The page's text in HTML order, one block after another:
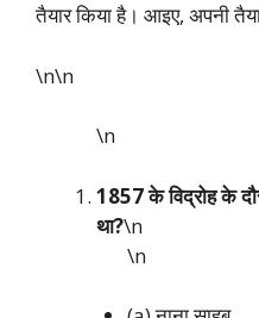
तैयार किया है। आइए, अपनी
\n\n
\n
1857 के विद्रोह के
था?\n
\n